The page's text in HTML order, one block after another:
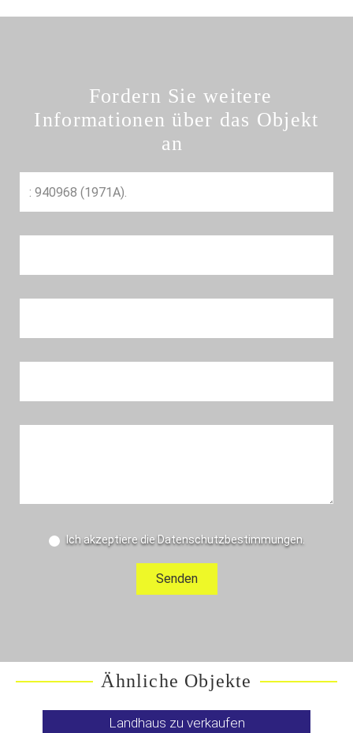
Fordern Sie weitere
Informationen über das Objekt
an
Ich akzeptiere die Datenschutzbestimmungen.
Ähnliche Objekte
Landhaus zu verkaufen